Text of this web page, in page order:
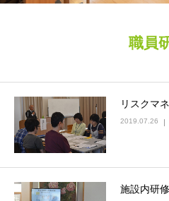
職員
リスクマ
2019.07.26
施設内研修